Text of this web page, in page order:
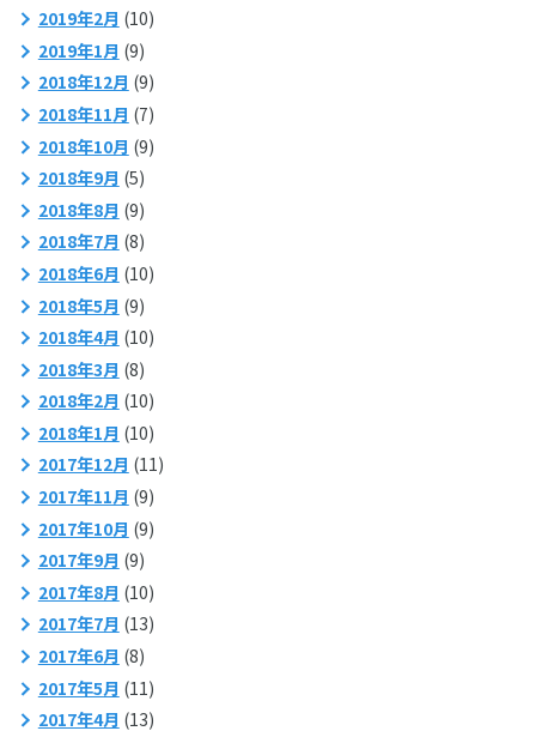
2019年2月 (10)
2019年1月 (9)
2018年12月 (9)
2018年11月 (7)
2018年10月 (9)
2018年9月 (5)
2018年8月 (9)
2018年7月 (8)
2018年6月 (10)
2018年5月 (9)
2018年4月 (10)
2018年3月 (8)
2018年2月 (10)
2018年1月 (10)
2017年12月 (11)
2017年11月 (9)
2017年10月 (9)
2017年9月 (9)
2017年8月 (10)
2017年7月 (13)
2017年6月 (8)
2017年5月 (11)
2017年4月 (13)